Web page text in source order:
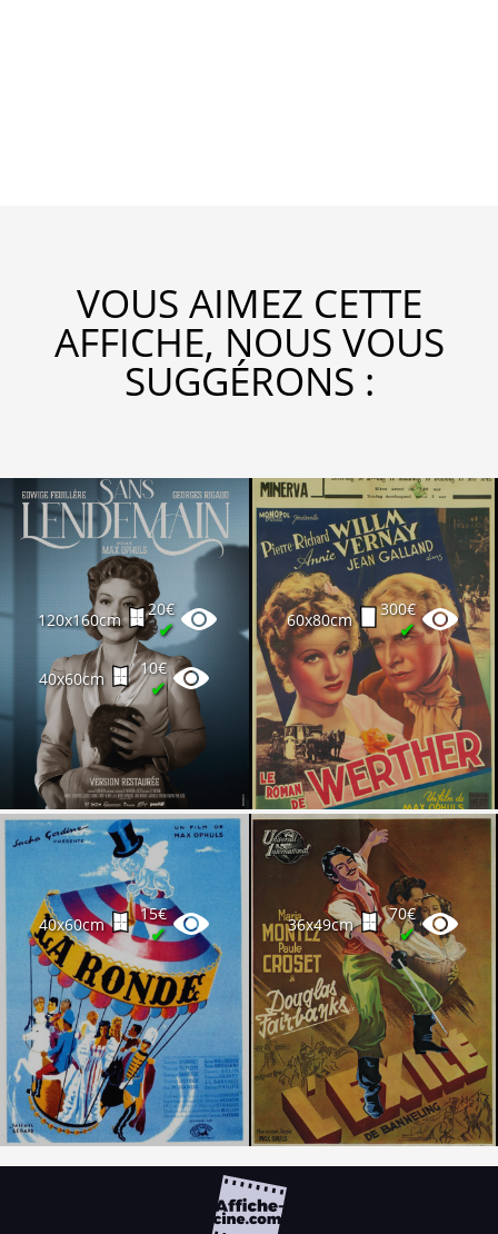
VOUS AIMEZ CETTE
AFFICHE, NOUS VOUS
SUGGÉRONS :
120x160cm
20€
✔
40x60cm
10€
✔
60x80cm
300€
✔
40x60cm
15€
✔ 36x49cm
70€
✔